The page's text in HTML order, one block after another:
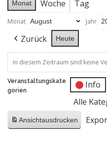
Monat Woche Tag
Monat Jahr
Zurück Heute
In diesem Zeitraum sind keine
Veranstaltungskate
gorien
Info
Alle
Ansichtausdrucken